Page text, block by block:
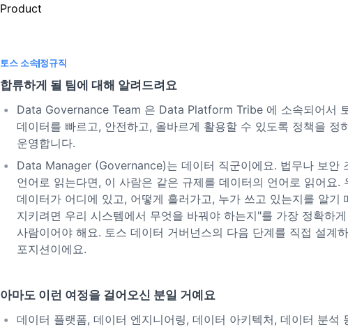
Product
토스 소속정규직
합류하게 될 팀에 대해 알려드려요
Data Governance Team 은 Data Platform Tribe 에 소속되어서
데이터를 빠르고, 안전하고, 올바르게 활용할 수 있도록 정책을 정
운영합니다.
Data Manager (Governance)는 데이터 직군이에요. 법무나 보안
언어로 읽는다면, 이 사람은 같은 규제를 데이터의 언어로 읽어요.
데이터가 어디에 있고, 어떻게 흘러가고, 누가 쓰고 있는지를 알
지키려면 우리 시스템에서 무엇을 바꿔야 하는지"를 가장 정확하
사람이어야 해요. 토스 데이터 거버넌스의 다음 단계를 직접 설계
포지션이에요.
아마도 이런 여정을 걸어오신 분일 거예요
데이터 플랫폼, 데이터 엔지니어링, 데이터 아키텍처, 데이터 분석